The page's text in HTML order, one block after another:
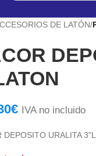
DE LATÓN/
€ IVA no incluido
DEPOSITO URALITA